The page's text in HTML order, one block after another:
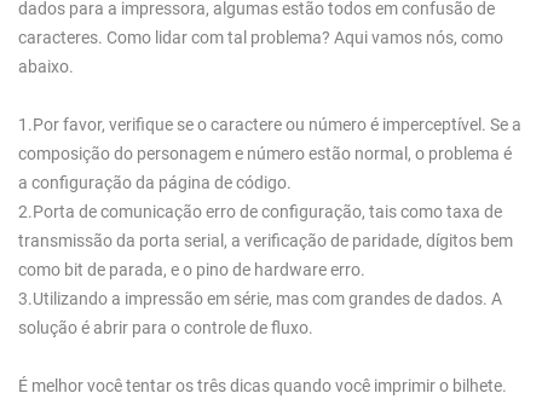
dados para a impressora, algumas estão todos em confusão de
caracteres. Como lidar com tal problema? Aqui vamos nós, como
abaixo.
1.Por favor, verifique se o caractere ou número é imperceptível. Se a
composição do personagem e número estão normal, o problema é
a configuração da página de código.
2.Porta de comunicação erro de configuração, tais como taxa de
transmissão da porta serial, a verificação de paridade, dígitos bem
como bit de parada, e o pino de hardware erro.
3.Utilizando a impressão em série, mas com grandes de dados. A
solução é abrir para o controle de fluxo.
É melhor você tentar os três dicas quando você imprimir o bilhete.